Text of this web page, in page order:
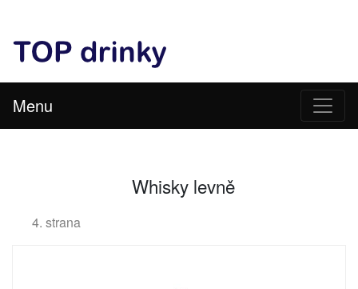
Menu
Whisky levně
4. strana